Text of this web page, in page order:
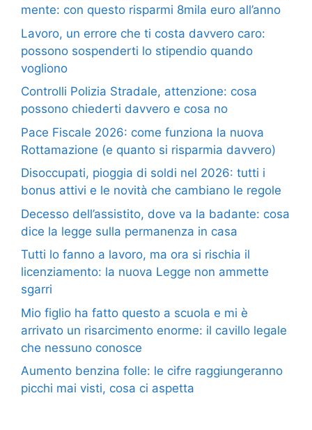
mente: con questo risparmi 8mila euro all’anno
Lavoro, un errore che ti costa davvero caro:
possono sospenderti lo stipendio quando
vogliono
Controlli Polizia Stradale, attenzione: cosa
possono chiederti davvero e cosa no
Pace Fiscale 2026: come funziona la nuova
Rottamazione (e quanto si risparmia davvero)
Disoccupati, pioggia di soldi nel 2026: tutti i
bonus attivi e le novità che cambiano le regole
Decesso dell’assistito, dove va la badante: cosa
dice la legge sulla permanenza in casa
Tutti lo fanno a lavoro, ma ora si rischia il
licenziamento: la nuova Legge non ammette
sgarri
Mio figlio ha fatto questo a scuola e mi è
arrivato un risarcimento enorme: il cavillo legale
che nessuno conosce
Aumento benzina folle: le cifre raggiungeranno
picchi mai visti, cosa ci aspetta